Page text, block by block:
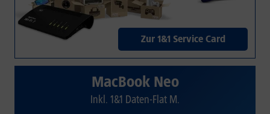
Zur 1&1 Service Card
MacBook Neo
Inkl. 1&1 Daten-Flat M.